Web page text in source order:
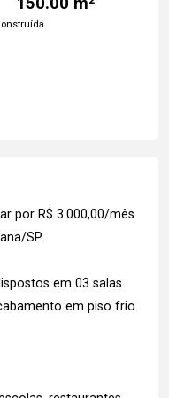
por R$ 3.000,00/mês
SP.
em 03 salas
em piso frio.